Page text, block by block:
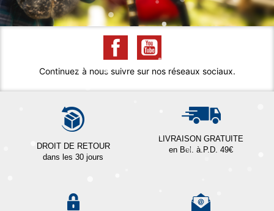
Continuez à nous suivre sur nos réseaux sociaux.
DROIT DE RETOUR
dans les 30 jours
LIVRAISON GRATUITE
en Bel. à.P.D. 49€